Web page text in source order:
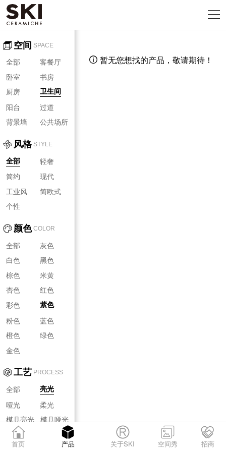
空间 SPACE
全部
客餐厅
卧室
书房
厨房
卫生间
阳台
过道
背景墙
公共场所
风格 STYLE
全部
轻奢
简约
现代
工业风
简欧式
个性
颜色 COLOR
全部
灰色
白色
黑色
棕色
米黄
杏色
红色
彩色
紫色
粉色
蓝色
橙色
绿色
金色
工艺 PROCESS
全部 亮光
哑光
柔光
模具亮光 模具哑光
模具柔光
 暂无您想找的产品，敬请期待！
首页 产品 关于SKI 空间秀 招商